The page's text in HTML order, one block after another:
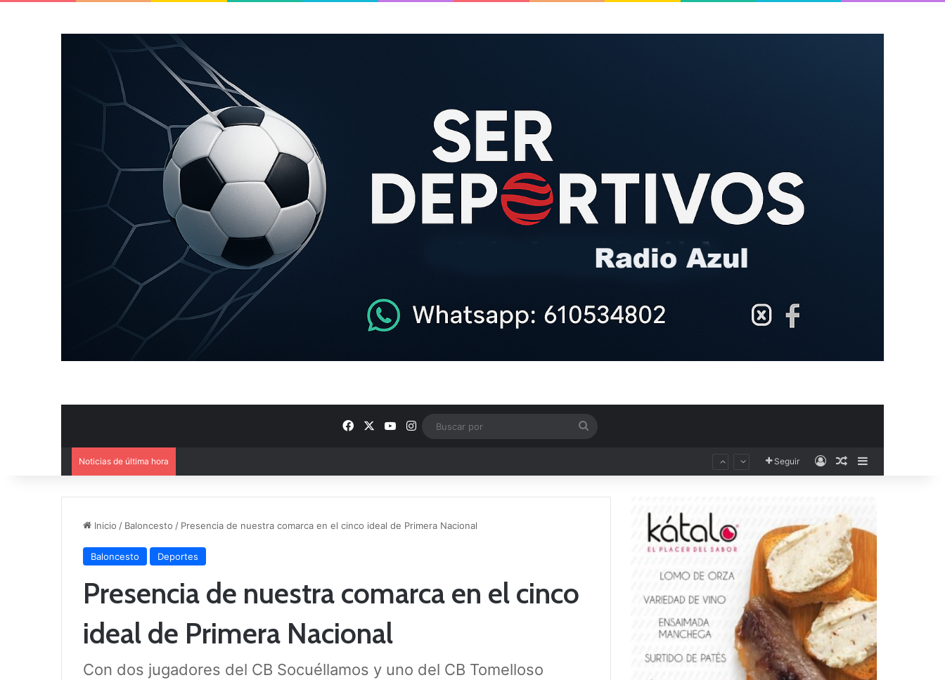
FacebookYouTube
Instagram
Noticias de última hora Seguir AccesoPublicación al
Inicio / Baloncesto / Presencia de nuestra comarca en el cinco ideal de Primera Nacional
Baloncesto Deportes
Presencia de nuestra comarca en el cinco
ideal de Primera Nacional
Con dos jugadores del CB Socuéllamos y uno del CB Tomelloso